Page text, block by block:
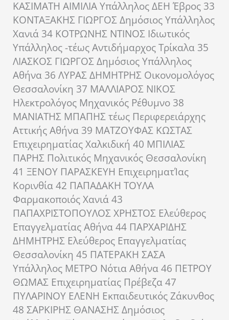
ΚΑΣΙΜΑΤΗ ΑΙΜΙΛΙΑ Υπάλληλος ΔΕΗ Έβρος 33
ΚΟΝΤΑΞΑΚΗΣ ΓΙΩΡΓΟΣ Δημόσιος Υπάλληλος
Χανιά 34 ΚΟΤΡΩΝΗΣ ΝΤΙΝΟΣ Ιδιωτικός
Υπάλληλος -τέως Αντιδήμαρχος Τρίκαλα 35
ΛΙΑΣΚΟΣ ΓΙΩΡΓΟΣ Δημόσιος Υπάλληλος
Αθήνα 36 ΛΥΡΑΣ ΔΗΜΗΤΡΗΣ Οικονομολόγος
Θεσσαλονίκη 37 ΜΑΛΛΙΑΡΟΣ ΝΙΚΟΣ
Ηλεκτρολόγος Μηχανικός Ρέθυμνο 38
ΜΑΝΙΑΤΗΣ ΜΠΑΠΗΣ τέως Περιφερειάρχης
Αττικής Αθήνα 39 ΜΑΤΖΟΥΦΑΣ ΚΩΣΤΑΣ
Επιχειρηματίας Χαλκιδική 40 ΜΠΙΛΙΑΣ
ΠΑΡΗΣ Πολιτικός Μηχανικός Θεσσαλονίκη
41 ΞΕΝΟΥ ΠΑΡΑΣΚΕΥΗ ΕπιχειρηματΊας
Κορινθία 42 ΠΑΠΑΔΑΚΗ ΤΟΥΛΑ
Φαρμακοποιός Χανιά 43
ΠΑΠΑΧΡΙΣΤΟΠΟΥΛΟΣ ΧΡΗΣΤΟΣ Ελεύθερος
Επαγγελματίας Αθήνα 44 ΠΑΡΧΑΡΙΔΗΣ
ΔΗΜΗΤΡΗΣ Ελεύθερος Επαγγελματίας
Θεσσαλονίκη 45 ΠΑΤΕΡΑΚΗ ΣΑΣΑ
Υπάλληλος ΜΕΤΡΟ Νότια Αθήνα 46 ΠΕΤΡΟΥ
ΘΩΜΑΣ Επιχειρηματίας Πρέβεζα 47
ΠΥΛΑΡΙΝΟΥ ΕΛΕΝΗ Εκπαιδευτικός Ζάκυνθος
48 ΣΑΡΚΙΡΗΣ ΘΑΝΑΣΗΣ Δημόσιος